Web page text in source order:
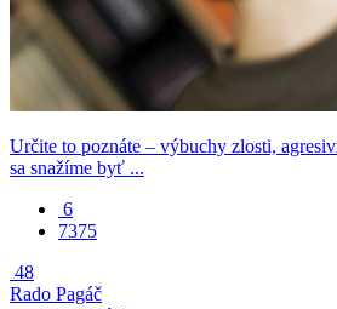
Určite to poznáte – výbuchy zlosti,
sa snažíme byť ...
6
7375
48
Rado Pagáč